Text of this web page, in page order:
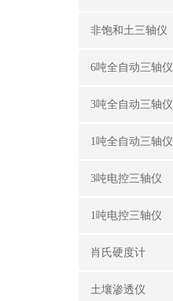
非饱和土三轴仪
6吨全自动三轴仪
3吨全自动三轴仪
1吨全自动三轴仪
3吨电控三轴仪
1吨电控三轴仪
肖氏硬度计
土壤渗透仪